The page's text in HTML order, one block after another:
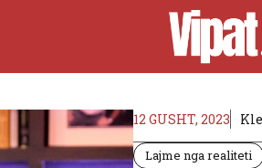
12 GUSHT, 2023
Lajme nga realiteti